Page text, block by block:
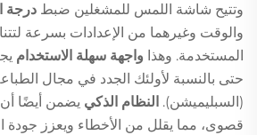
وتتيح شاشة اللمس للمشغلين ضبط درجة
والوقت وغيرهما من الإعدادات بسرعة
المستخدمة. وهذا واجهة سهلة الاستخدام
حتى بالنسبة لأولئك الجدد في مجال
(السبليميشن). النظام الذكي يضمن أيضًا أن
قصوى، مما يقلل من الأخطاء ويعزز جودة